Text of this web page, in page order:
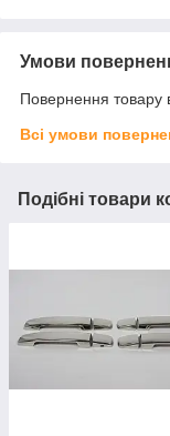
Умови
Повернення товару
Всі умови
Подібні товари